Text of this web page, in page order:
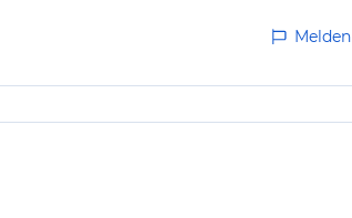
Melden